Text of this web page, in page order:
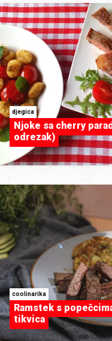
djegica
Njoke sa cherry
odrezak)
coolinarika
Ramstek s
tikvica